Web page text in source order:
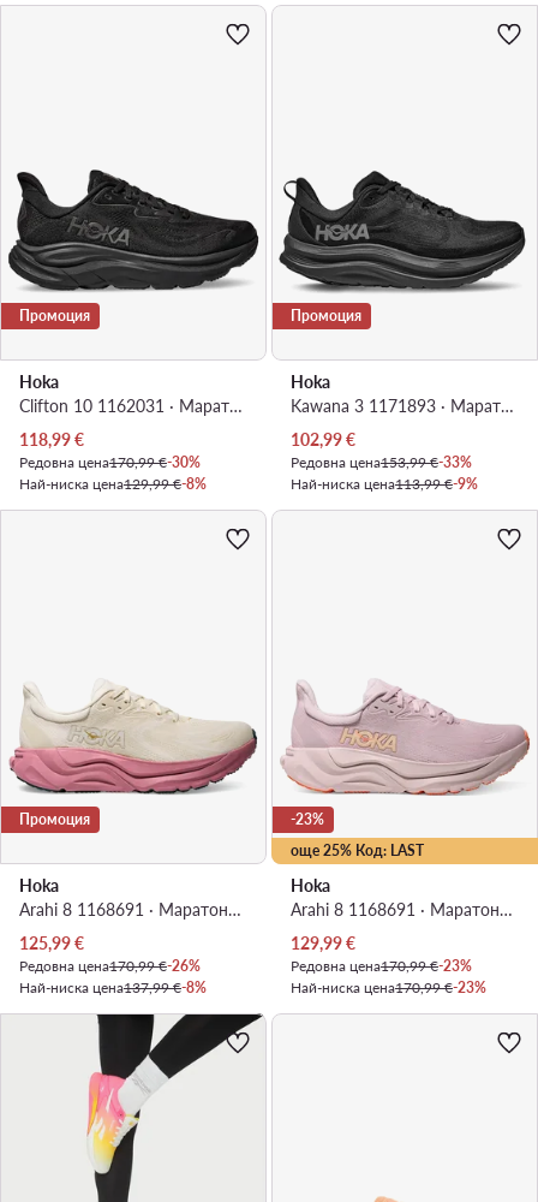
Промоция
Hoka
Clifton 10 1162031 · Маратонки за бягане
Актуална цена
118,99€
Редовна цена170,99 €-30%
Най-ниска цена129,99 €-8%
Промоция
Hoka
Kawana 3 1171893 · Маратонки за бягане
Актуална цена
102,99€
Редовна цена153,99 €-33%
Най-ниска цена113,99 €-9%
Промоция
Hoka
Arahi 8 1168691 · Маратонки за бягане
Актуална цена
125,99€
Редовна цена170,99 €-26%
Най-ниска цена137,99 €-8%
още 25% Код: LAST
-23%
Hoka
Arahi 8 1168691 · Маратонки за бягане
Актуална цена
129,99€
Редовна цена170,99 €-23%
Най-ниска цена170,99 €-23%